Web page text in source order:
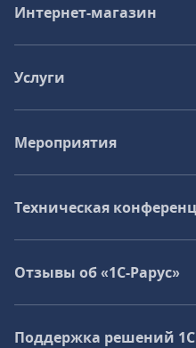
Интернет-магазин
Услуги
Мероприятия
Техническая
Отзывы об «1С-Рарус»
Поддержка решений 1С